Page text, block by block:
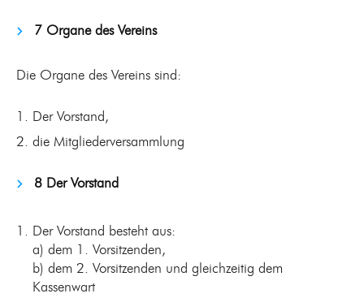
7 Organe des Vereins
Die Organe des Vereins sind:
Der Vorstand,
die Mitgliederversammlung
8 Der Vorstand
Der Vorstand besteht aus:
a) dem 1. Vorsitzenden,
b) dem 2. Vorsitzenden und gleichzeitig dem
Kassenwart